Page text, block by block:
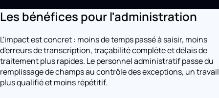
Les bénéfices pour l'administration
L'impact est concret : moins de temps passé à saisir, moins
d'erreurs de transcription, traçabilité complète et délais de
traitement plus rapides. Le personnel administratif passe du
remplissage de champs au contrôle des exceptions, un travail
plus qualifié et moins répétitif.